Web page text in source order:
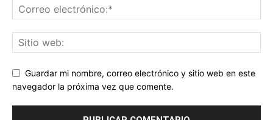
Guardar mi nombre, correo electrónico y sitio web en este
navegador la próxima vez que comente.